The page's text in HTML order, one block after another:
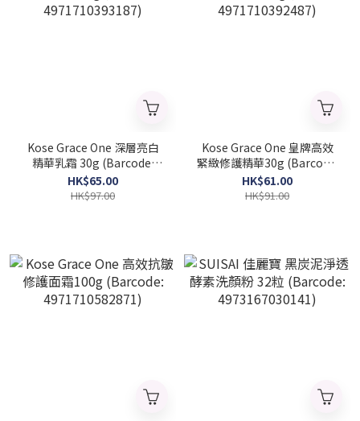
Kose Grace One 深層亮白
精華乳霜 30g (Barcode:
4971710393187)
HK$65.00
HK$97.00
Kose Grace One 皇牌高效
緊緻修護精華30g (Barcode:
4971710392487)
HK$61.00
HK$91.00